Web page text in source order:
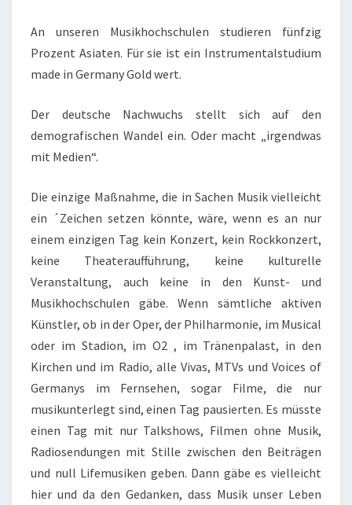
An unseren Musikhochschulen studieren fünfzig
Prozent Asiaten. Für sie ist ein Instrumentalstudium
made in Germany Gold wert.
Der deutsche Nachwuchs stellt sich auf den
demografischen Wandel ein. Oder macht „irgendwas
mit Medien“.
Die einzige Maßnahme, die in Sachen Musik vielleicht
ein ´Zeichen setzen könnte, wäre, wenn es an nur
einem einzigen Tag kein Konzert, kein Rockkonzert,
keine Theateraufführung, keine kulturelle
Veranstaltung, auch keine in den Kunst- und
Musikhochschulen gäbe. Wenn sämtliche aktiven
Künstler, ob in der Oper, der Philharmonie, im Musical
oder im Stadion, im O2 , im Tränenpalast, in den
Kirchen und im Radio, alle Vivas, MTVs und Voices of
Germanys im Fernsehen, sogar Filme, die nur
musikunterlegt sind, einen Tag pausierten. Es müsste
einen Tag mit nur Talkshows, Filmen ohne Musik,
Radiosendungen mit Stille zwischen den Beiträgen
und null Lifemusiken geben. Dann gäbe es vielleicht
hier und da den Gedanken, dass Musik unser Leben